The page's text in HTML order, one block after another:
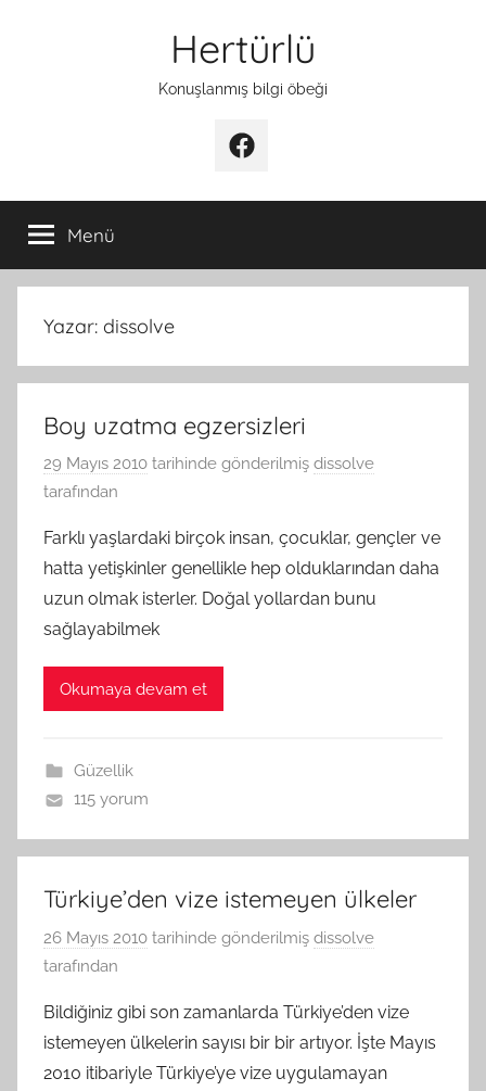
Hertürlü
Konuşlanmış bilgi öbeği
Facebook
Menü
Yazar: dissolve
Boy uzatma egzersizleri
29 Mayıs 2010 tarihinde gönderilmiş dissolve
tarafından
Farklı yaşlardaki birçok insan, çocuklar, gençler ve
hatta yetişkinler genellikle hep olduklarından daha
uzun olmak isterler. Doğal yollardan bunu
sağlayabilmek
Okumaya devam et
Güzellik
115 yorum
Türkiye’den vize istemeyen ülkeler
26 Mayıs 2010 tarihinde gönderilmiş dissolve
tarafından
Bildiğiniz gibi son zamanlarda Türkiye’den vize
istemeyen ülkelerin sayısı bir bir artıyor. İşte Mayıs
2010 itibariyle Türkiye’ye vize uygulamayan